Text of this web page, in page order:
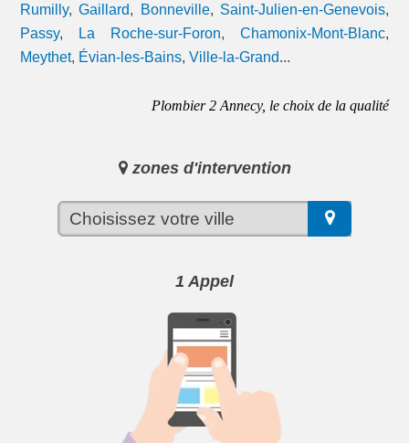
Rumilly,Gaillard, Bonneville, Saint-Julien-en-Genevois,
Passy, La Roche-sur-Foron, Chamonix-Mont-Blanc,
Meythet, Évian-les-Bains,Ville-la-Grand...
Plombier 2 Annecy, le choix de la qualité
zones d'intervention
1 Appel